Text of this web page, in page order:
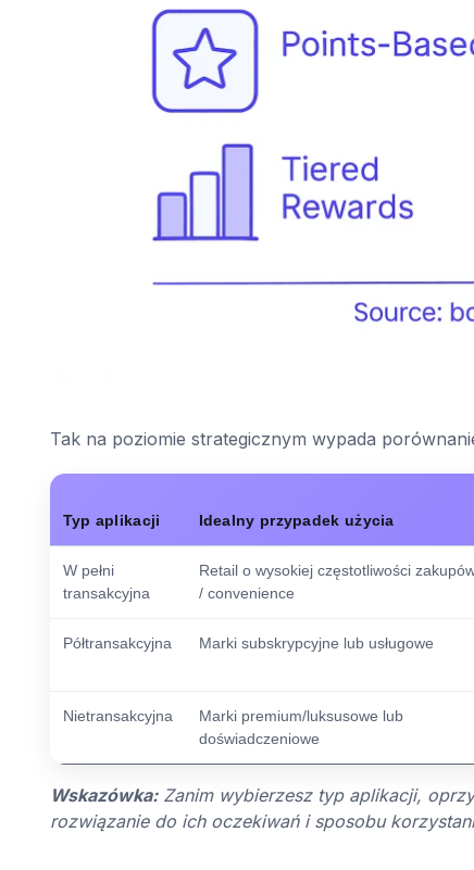
Tak na poziomie strategicznym wypada
Typ aplikacji Idealny przypadek użycia
W pełni
transakcyjna
Retail o wysokiej częstotliwości
/ convenience
Półtransakcyjna Marki subskrypcyjne lub usługowe
Nietransakcyjna
Marki premium/luksusowe lub
doświadczeniowe
Wskazówka: Zanim wybierzesz typ aplikacji,
rozwiązanie do ich oczekiwań i sposobu